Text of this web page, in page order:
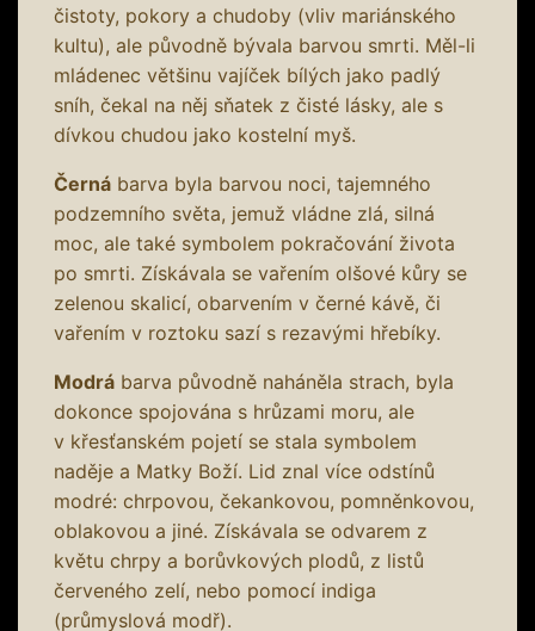
čistoty, pokory a chudoby (vliv mariánského
kultu), ale původně bývala barvou smrti. Měl-li
mládenec většinu vajíček bílých jako padlý
sníh, čekal na něj sňatek z čisté lásky, ale s
dívkou chudou jako kostelní myš.
Černá barva byla barvou noci, tajemného
podzemního světa, jemuž vládne zlá, silná
moc, ale také symbolem pokračování života
po smrti. Získávala se vařením olšové kůry se
zelenou skalicí, obarvením v černé kávě, či
vařením v roztoku sazí s rezavými hřebíky.
Modrá barva původně naháněla strach, byla
dokonce spojována s hrůzami moru, ale
v křesťanském pojetí se stala symbolem
naděje a Matky Boží. Lid znal více odstínů
modré: chrpovou, čekankovou, pomněnkovou,
oblakovou a jiné. Získávala se odvarem z
květu chrpy a borůvkových plodů, z listů
červeného zelí, nebo pomocí indiga
(průmyslová modř).